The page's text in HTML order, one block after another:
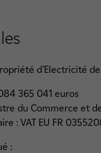
d’Electricité
365 041 euros
du Commerce et
: VAT EU FR
: